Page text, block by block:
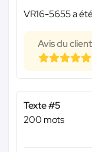
VR16-5655 a
Avis du client
Texte #5
200 mots